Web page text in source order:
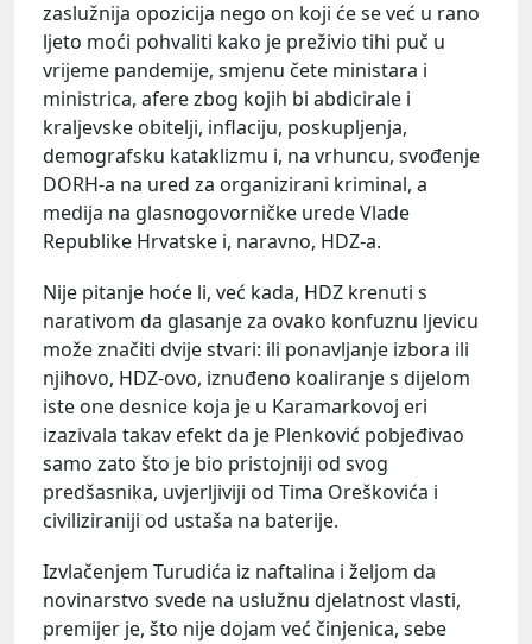
zaslužnija opozicija nego on koji će se već u rano
ljeto moći pohvaliti kako je preživio tihi puč u
vrijeme pandemije, smjenu čete ministara i
ministrica, afere zbog kojih bi abdicirale i
kraljevske obitelji, inflaciju, poskupljenja,
demografsku kataklizmu i, na vrhuncu, svođenje
DORH-a na ured za organizirani kriminal, a
medija na glasnogovorničke urede Vlade
Republike Hrvatske i, naravno, HDZ-a.
Nije pitanje hoće li, već kada, HDZ krenuti s
narativom da glasanje za ovako konfuznu ljevicu
može značiti dvije stvari: ili ponavljanje izbora ili
njihovo, HDZ-ovo, iznuđeno koaliranje s dijelom
iste one desnice koja je u Karamarkovoj eri
izazivala takav efekt da je Plenković pobjeđivao
samo zato što je bio pristojniji od svog
predšasnika, uvjerljiviji od Tima Oreškovića i
civiliziraniji od ustaša na baterije.
Izvlačenjem Turudića iz naftalina i željom da
novinarstvo svede na uslužnu djelatnost vlasti,
premijer je, što nije dojam već činjenica, sebe